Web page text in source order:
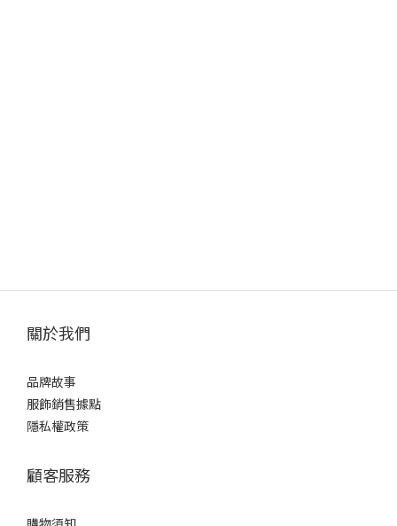
關於我們
品牌故事
服飾銷售據點
隱私權政策
顧客服務